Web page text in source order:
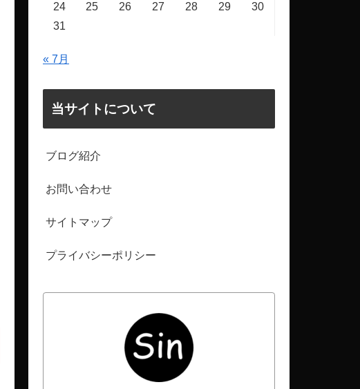
24
25 26 27 28 29
30
31
« 7月
当サイトについて
ブログ紹介
お問い合わせ
サイトマップ
プライバシーポリシー